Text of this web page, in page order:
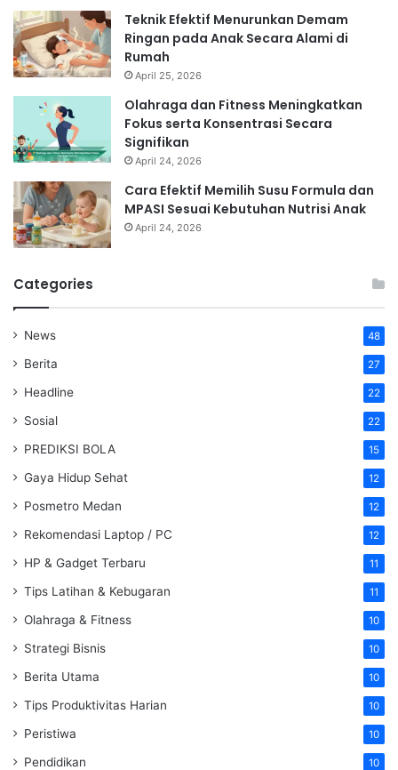
Teknik Efektif Menurunkan Demam
Ringan pada Anak Secara Alami di
Rumah
April 25, 2026
Olahraga dan Fitness Meningkatkan
Fokus serta Konsentrasi Secara
Signifikan
April 24, 2026
Cara Efektif Memilih Susu Formula dan
MPASI Sesuai Kebutuhan Nutrisi Anak
April 24, 2026
Categories
News 48
Berita 27
Headline 22
Sosial 22
PREDIKSI BOLA 15
Gaya Hidup Sehat 12
Posmetro Medan 12
Rekomendasi Laptop / PC 12
HP & Gadget Terbaru 11
Tips Latihan & Kebugaran 11
Olahraga & Fitness 10
Strategi Bisnis 10
Berita Utama 10
Tips Produktivitas Harian 10
Peristiwa 10
Pendidikan 10